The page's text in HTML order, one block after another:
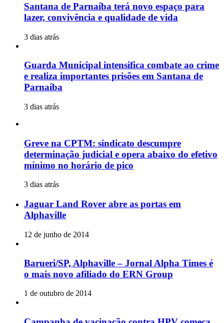
Santana de Parnaíba terá novo espaço para
lazer, convivência e qualidade de vida
3 dias atrás
Guarda Municipal intensifica combate ao crime
e realiza importantes prisões em Santana de
Parnaíba
3 dias atrás
Greve na CPTM: sindicato descumpre
determinação judicial e opera abaixo do efetivo
mínimo no horário de pico
3 dias atrás
Jaguar Land Rover abre as portas em
Alphaville
12 de junho de 2014
Barueri/SP, Alphaville – Jornal Alpha Times é
o mais novo afiliado do ERN Group
1 de outubro de 2014